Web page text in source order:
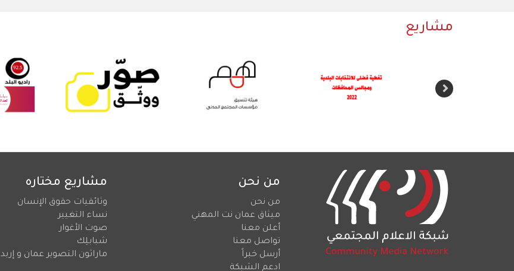
مشاريع
من نحن
من نحن
ميثاق عمان نت المهني
أعلن معنا
تواصل معنا
أرسل خبراً
ادعم الشبكة
مشاريع مختاره
وثائقيات حقوق الإنسان
نساء التغيير
صوت الأغوار
شبابلِك
ماراثون التصوير عمان و إربد